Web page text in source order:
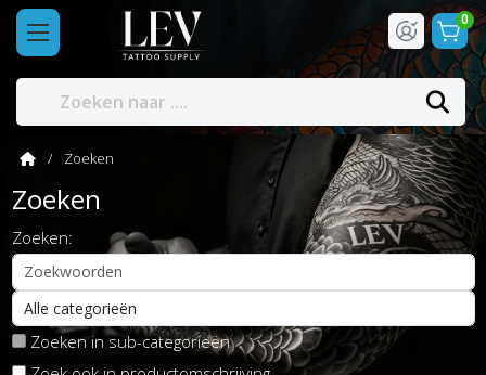
0
Zoeken
Zoeken
Zoeken:
Zoeken in sub-categorieën